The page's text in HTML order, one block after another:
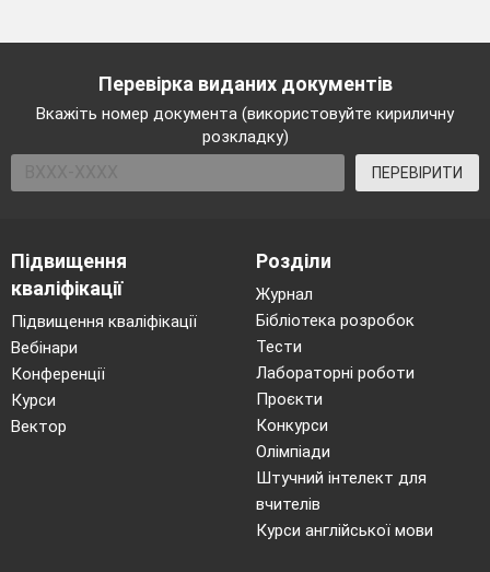
Перевірка виданих документів
Вкажіть номер документа (використовуйте кириличну
розкладку)
ПЕРЕВІРИТИ
Підвищення
кваліфікації
Підвищення кваліфікації
Вебінари
Конференції
Курси
Вектор
Розділи
Журнал
Бібліотека розробок
Тести
Лабораторні роботи
Проєкти
Конкурси
Олімпіади
Штучний інтелект для
вчителів
Курси англійської мови